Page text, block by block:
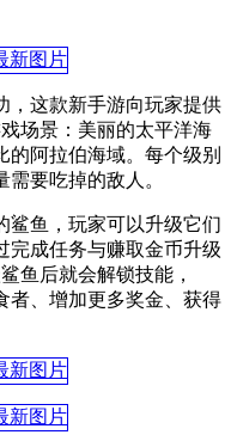
，这款新手游向玩家提供
场景：美丽的太平洋海
阿拉伯海域。每个级别
要吃掉的敌人。
鲨鱼，玩家可以升级它们
完成任务与赚取金币升级
鱼后就会解锁技能，
者、增加更多奖金、获得